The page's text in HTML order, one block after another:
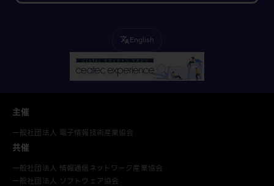
translateEnglish
主催
一般社団法人 電子情報技術産業協会
共催
一般社団法人 情報通信ネットワーク産業協会
一般社団法人 ソフトウェア協会